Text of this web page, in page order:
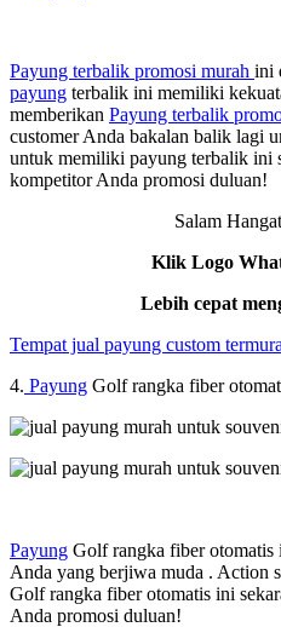
Payung terbalik promosi murah ini
payung terbalik ini memiliki
memberikan Payung terbalik
customer Anda bakalan balik lagi
untuk memiliki payung terbalik ini
kompetitor Anda promosi duluan!
Salam
Klik Logo
Lebih cepat
Tempat jual payung custom
4. Payung Golf rangka fiber
Payung Golf rangka fiber otomatis
Anda yang berjiwa muda . Action
Golf rangka fiber otomatis ini
Anda promosi duluan!